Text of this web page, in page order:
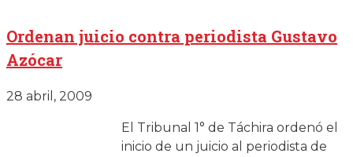
Ordenan juicio contra periodista Gustavo
Azócar
28 abril, 2009
El Tribunal 1° de Táchira ordenó el
inicio de un juicio al periodista de